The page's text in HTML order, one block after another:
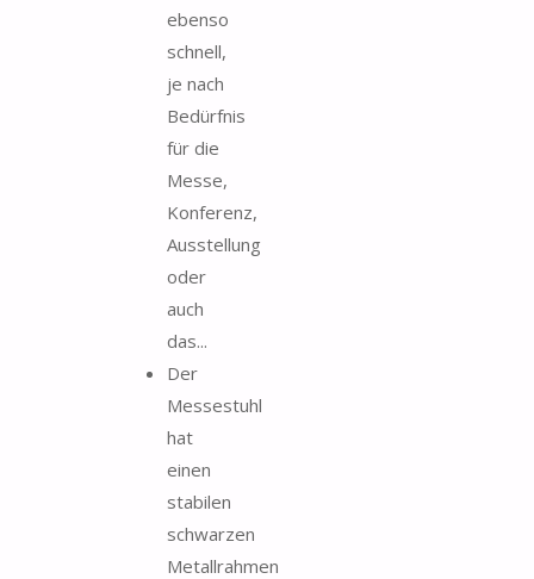
ebenso
schnell,
je nach
Bedürfnis
für die
Messe,
Konferenz,
Ausstellung
oder
auch
das...
Der
Messestuhl
hat
einen
stabilen
schwarzen
Metallrahmen